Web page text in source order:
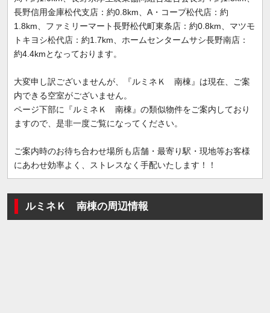
長野信用金庫松代支店：約0.8km、A・コープ松代店：約
1.8km、ファミリーマート長野松代町東条店：約0.8km、マツモ
トキヨシ松代店：約1.7km、ホームセンタームサシ長野南店：
約4.4kmとなっております。
大変申し訳ございませんが、『ルミネＫ 南棟』は現在、ご案
内できる空室がございません。
ページ下部に『ルミネＫ 南棟』の類似物件をご案内しており
ますので、是非一度ご覧になってください。
ご案内時のお待ち合わせ場所も店舗・最寄り駅・現地等お客様
にあわせ効率よく、ストレスなく手配いたします！！
ルミネＫ 南棟の周辺情報